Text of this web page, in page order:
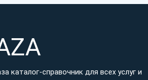
каталог-справочник для всех услуг и